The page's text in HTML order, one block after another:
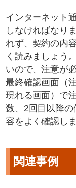
インターネット
しなければなり
れず、契約の内
く読みましょう
いので、注意が
最終確認画面（
現れる画面）で
数、2回目以降
容をよく確認し
関連事例